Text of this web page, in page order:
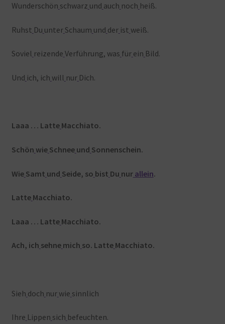
Wunderschön schwarz und auch noch heiß.
Ruhst Du unter Schaum und der ist weiß.
Soviel reizende Verführung, was für ein Bild.
Und ich, ich will nur Dich.
Laaa … Latte Macchiato.
Schön wie Schnee und Sonnenschein.
Wie Samt und Seide, so bist Du nurallein.
Latte Macchiato.
Laaa … Latte Macchiato.
Ach, ich sehne mich so. Latte Macchiato.
Sieh doch nur wie sinnlich
Ihre Lippen sich befeuchten.